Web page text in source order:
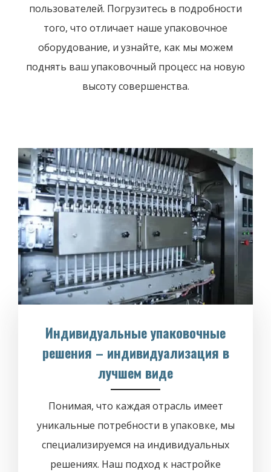
пользователей. Погрузитесь в подробности
того, что отличает наше упаковочное
оборудование, и узнайте, как мы можем
поднять ваш упаковочный процесс на новую
высоту совершенства.
Индивидуальные упаковочные
решения – индивидуализация в
лучшем виде
Понимая, что каждая отрасль имеет
уникальные потребности в упаковке, мы
специализируемся на индивидуальных
решениях. Наш подход к настройке